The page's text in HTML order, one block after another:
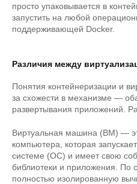
просто упаковывается в
запустить на любой
поддерживающей Docker.
Различия между
Понятия контейнеризации и
за схожести в механизме —
развертывания приложений.
Виртуальная машина (ВМ) —
компьютера, которая
системе (ОС) и имеет свою
библиотеки и приложения. По
полностью изолированную